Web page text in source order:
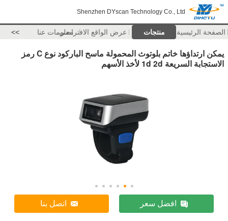
Shenzhen DYscan Technology Co., Ltd
الصفحة الرئيسية منتجات عرض الواقع الافتراضيمعلومات عنا >>
يمكن ارتداؤها خاتم بلوتوث المحمولة ماسح الباركود نوع C رمز
الاستجابة السريعة 1d 2d لأخذ الأسهم
افضل سعر اتصل بنا